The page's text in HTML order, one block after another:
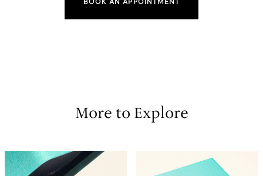
BOOK AN APPOINTMENT
More to Explore